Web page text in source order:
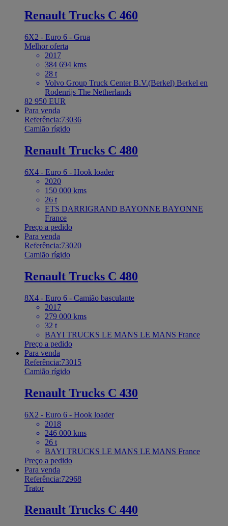
Renault Trucks C 460
6X2 - Euro 6 - Grua
Melhor oferta
2017
384 694 kms
28 t
Volvo Group Truck Center B.V.(Berkel) Berkel en
Rodenrijs The Netherlands
82 950 EUR
Para venda
Referência:73036
Camião rígido
Renault Trucks C 480
6X4 - Euro 6 - Hook loader
2020
150 000 kms
26 t
ETS DARRIGRAND BAYONNE BAYONNE
France
Preço a pedido
Para venda
Referência:73020
Camião rígido
Renault Trucks C 480
8X4 - Euro 6 - Camião basculante
2017
279 000 kms
32 t
BAYI TRUCKS LE MANS LE MANS France
Preço a pedido
Para venda
Referência:73015
Camião rígido
Renault Trucks C 430
6X2 - Euro 6 - Hook loader
2018
246 000 kms
26 t
BAYI TRUCKS LE MANS LE MANS France
Preço a pedido
Para venda
Referência:72968
Trator
Renault Trucks C 440